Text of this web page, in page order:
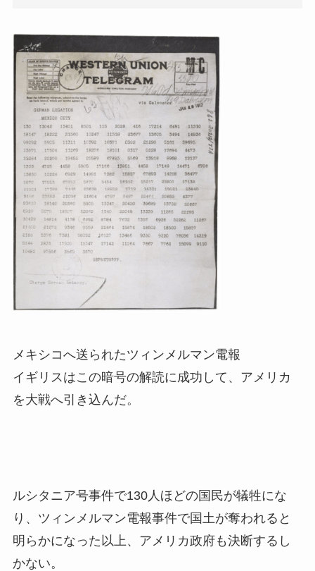
メキシコへ送られたツィンメルマン電報
イギリスはこの暗号の解読に成功して、アメリカ
を大戦へ引き込んだ。
ルシタニア号事件で130人ほどの国民が犠牲にな
り、ツィンメルマン電報事件で国土が奪われると
明らかになった以上、アメリカ政府も決断するし
かない。